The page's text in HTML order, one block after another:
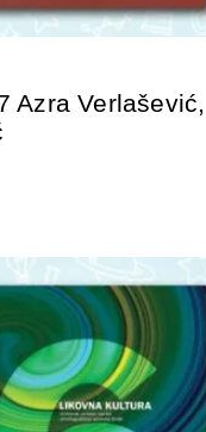
Azra Verlašević,